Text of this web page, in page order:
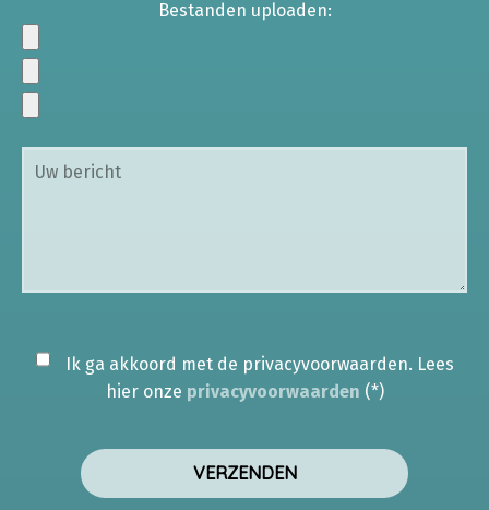
Bestanden uploaden:
Ik ga akkoord met de privacyvoorwaarden. Lees
hier onze privacyvoorwaarden (*)